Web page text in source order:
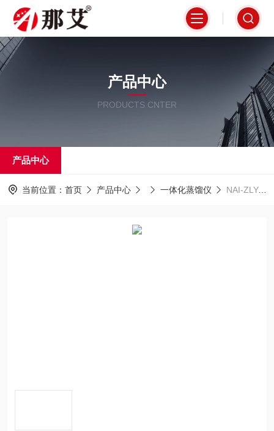
产品中心
PRODUCTS CNTER
产品中心
当前位置： 首页 产品中心 一体化蒸馏仪 NAI-ZLY-6F智能水蒸气蒸馏仪,自带冷凝管路清洗功能